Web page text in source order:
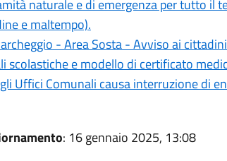
naturale e di emergenza per tutto il
e maltempo).
- Area Sosta - Avviso ai
scolastiche e modello di certificato
Uffici Comunali causa interruzione di
: 16 gennaio 2025, 13:08